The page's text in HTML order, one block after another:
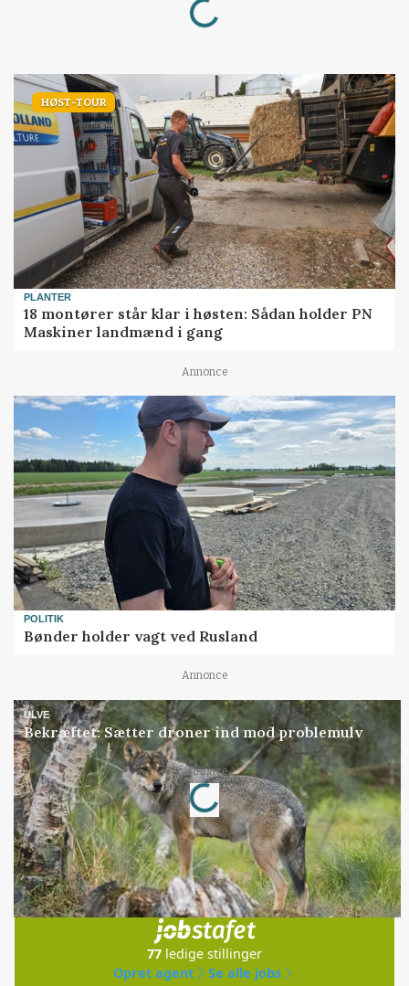
HØST-TOUR
PLANTER
18 montører står klar i høsten: Sådan holder PN
Maskiner landmænd i gang
Annonce
POLITIK
Bønder holder vagt ved Rusland
Annonce
ULVE
Bekræftet: Sætter droner ind mod problemulv
Annonce
Loading...
Jobs
i samarbejde med
77 ledige stillinger
Opret agent
Se alle jobs